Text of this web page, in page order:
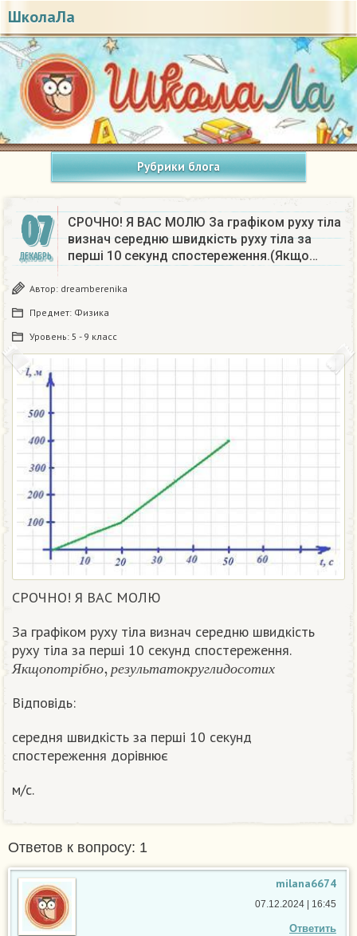
ШколаЛа
Рубрики блога
07
ДЕКАБРЬ
СРОЧНО! Я ВАС МОЛЮ За графіком руху тіла
визнач середню швидкість руху тіла за
перші 10 секунд спостереження.(Якщо…
Автор: dreamberenika
Предмет: Физика
Уровень: 5 - 9 класс
СРОЧНО! Я ВАС МОЛЮ
За графіком руху тіла визнач середню швидкість
руху тіла за перші 10 секунд спостереження.
Я к щ о п о т р і б н о р ез ульт ат окр у гл и д о с от их
Якщ опо тр ібно,рез ультат округлидосот
Відповідь:
середня швидкість за перші 10 секунд
спостереження дорівнює
м/с.
Ответов к вопросу: 1
milana6674
Ответить
07.12.2024 | 16:45